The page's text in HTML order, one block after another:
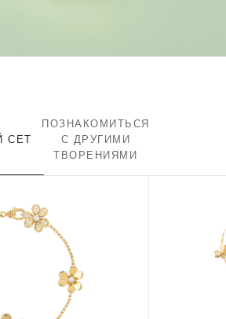
СЕТ
ПОЗНАКОМИТЬСЯ
С ДРУГИМИ
ТВОРЕНИЯМИ